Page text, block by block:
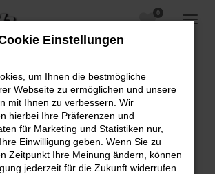
0
Error
ein Fehler aufgetreten.
Tipps, die dir helfen können:
Einstellungen
um Ihnen die bestmögliche
Webseite zu ermöglichen und unsere
mit Ihnen zu verbessern. Wir
hierbei Ihre Präferenzen und
für Marketing und Statistiken nur,
Einwilligung geben. Wenn Sie zu
Zeitpunkt Ihre Meinung ändern, können
jederzeit für die Zukunft widerrufen.